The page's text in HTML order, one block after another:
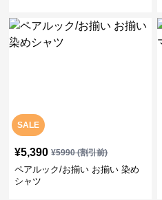
SALE
¥5,390 ¥5990(割引前)
ペアルック/お揃い お揃い 染め
シャツ